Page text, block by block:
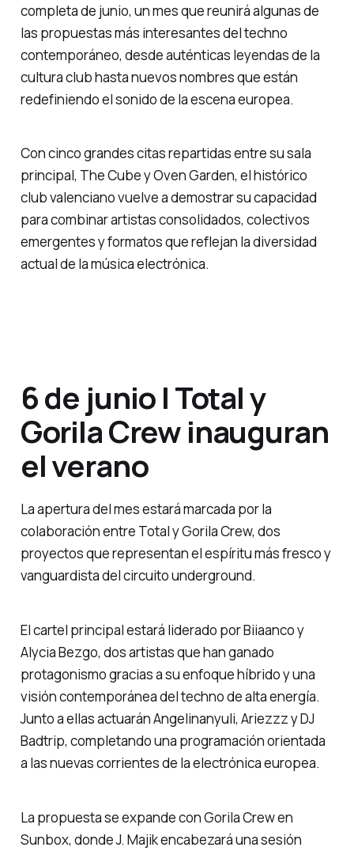
completa de junio, un mes que reunirá algunas de
las propuestas más interesantes del techno
contemporáneo, desde auténticas leyendas de la
cultura club hasta nuevos nombres que están
redefiniendo el sonido de la escena europea.
Con cinco grandes citas repartidas entre su sala
principal, The Cube y Oven Garden, el histórico
club valenciano vuelve a demostrar su capacidad
para combinar artistas consolidados, colectivos
emergentes y formatos que reflejan la diversidad
actual de la música electrónica.
6 de junio | Total y
Gorila Crew inauguran
el verano
La apertura del mes estará marcada por la
colaboración entre Total y Gorila Crew, dos
proyectos que representan el espíritu más fresco y
vanguardista del circuito underground.
El cartel principal estará liderado por Biiaanco y
Alycia Bezgo, dos artistas que han ganado
protagonismo gracias a su enfoque híbrido y una
visión contemporánea del techno de alta energía.
Junto a ellas actuarán Angelinanyuli, Ariezzz y DJ
Badtrip, completando una programación orientada
a las nuevas corrientes de la electrónica europea.
La propuesta se expande con Gorila Crew en
Sunbox, donde J. Majik encabezará una sesión